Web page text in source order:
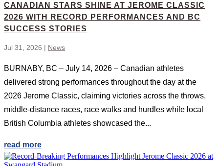
CANADIAN STARS SHINE AT JEROME CLASSIC
2026 WITH RECORD PERFORMANCES AND BC
SUCCESS STORIES
Jul 31, 2026 | News
BURNABY, BC – July 14, 2026 – Canadian athletes
delivered strong performances throughout the day at the
2026 Jerome Classic, claiming victories across the throws,
middle-distance races, race walks and hurdles while local
British Columbia athletes showcased the...
read more